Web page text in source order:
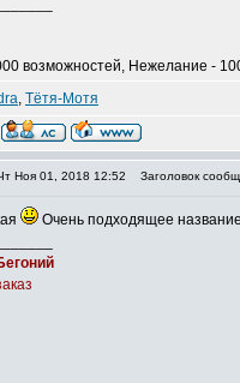
возможностей, Нежелание -
, Тётя-Мотя
Ноя 01, 2018 12:52 Заголовок
Очень подходящее